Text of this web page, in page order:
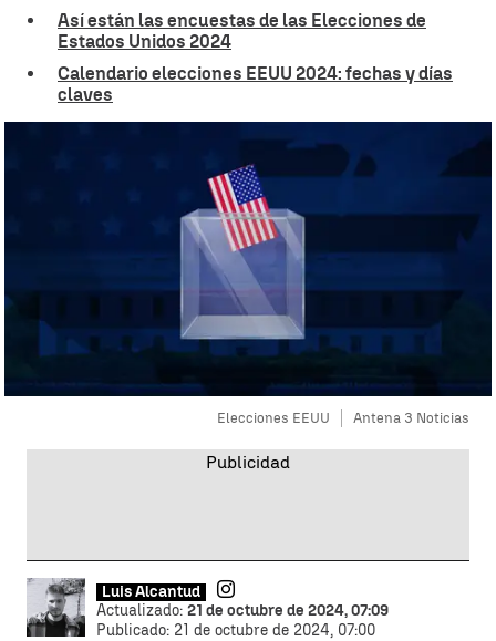
Así están las encuestas de las Elecciones de
Estados Unidos 2024
Calendario elecciones EEUU 2024: fechas y días
claves
Elecciones EEUU Antena 3 Noticias
Luis Alcantud
Actualizado: 21 de octubre de 2024, 07:09
Publicado: 21 de octubre de 2024, 07:00